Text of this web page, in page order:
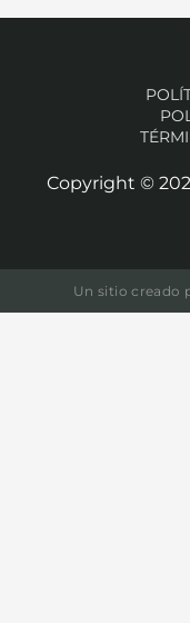
Copyright ©
Un sitio creado